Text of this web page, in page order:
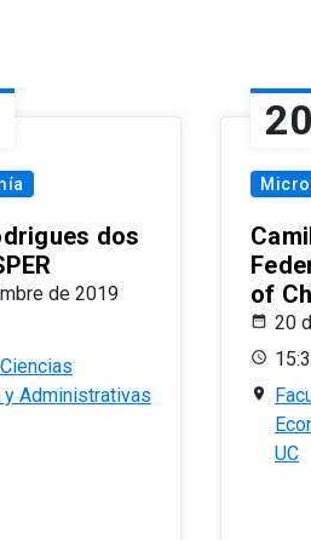
dos
de 2019
y Administrativas
20
of
20
UC